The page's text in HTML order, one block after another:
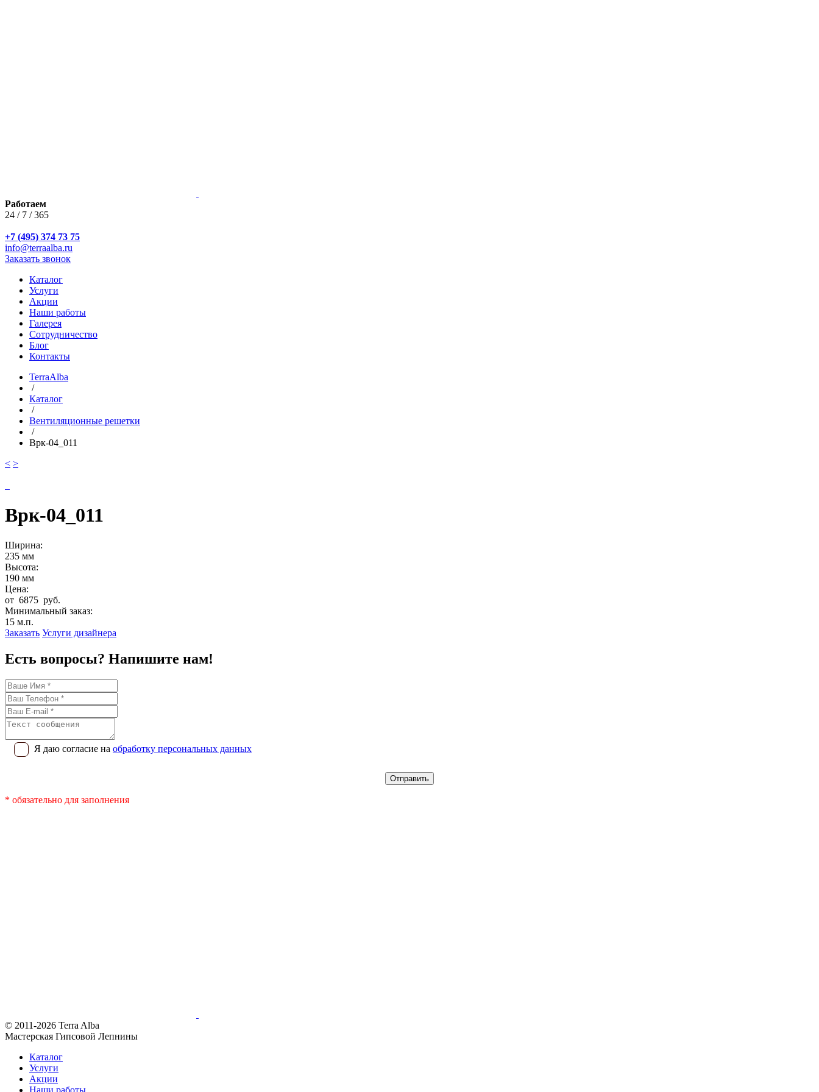
Работаем
24 / 7 / 365
+7 (495) 374 73 75
info@terraalba.ru
Заказать звонок
Каталог
Услуги
Акции
Наши работы
Галерея
Сотрудничество
Блог
Контакты
TerraAlba
/
Каталог
/
Вентиляционные решетки
/
Врк-04_011
< >
Врк-04_011
Ширина:
235 мм
Высота:
190 мм
Цена:
от 6875 руб.
Минимальный заказ:
15 м.п.
Заказать Услуги дизайнера
Есть вопросы? Напишите нам!
Я даю согласие на обработку персональных данных
* обязательно для заполнения
© 2011-2026 Terra Alba
Мастерская Гипсовой Лепнины
Каталог
Услуги
Акции
Наши работы